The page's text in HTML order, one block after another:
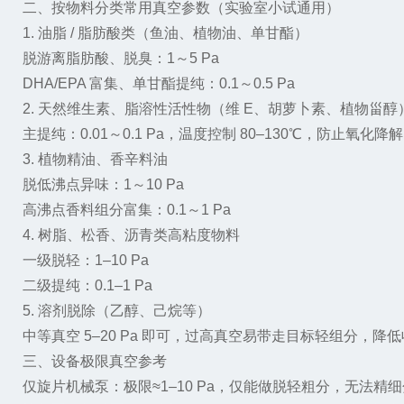
二、按物料分类常用真空参数（实验室小试通用）
1. 油脂 / 脂肪酸类（鱼油、植物油、单甘酯）
脱游离脂肪酸、脱臭：1～5 Pa
DHA/EPA 富集、单甘酯提纯：0.1～0.5 Pa
2. 天然维生素、脂溶性活性物（维 E、胡萝卜素、植物甾醇）
主提纯：0.01～0.1 Pa，温度控制 80–130℃，防止氧化降解
3. 植物精油、香辛料油
脱低沸点异味：1～10 Pa
高沸点香料组分富集：0.1～1 Pa
4. 树脂、松香、沥青类高粘度物料
一级脱轻：1–10 Pa
二级提纯：0.1–1 Pa
5. 溶剂脱除（乙醇、己烷等）
中等真空 5–20 Pa 即可，过高真空易带走目标轻组分，降
三、设备极限真空参考
仅旋片机械泵：极限≈1–10 Pa，仅能做脱轻粗分，无法精